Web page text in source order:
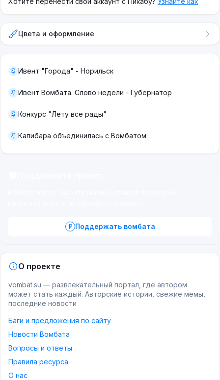
Цвета и оформление
Ивент "Города" - Норильск
Ивент Вомбата. Слово недели - Губернатор
Конкурс "Лету все рады"
Капибара объединилась с Вомбатом
Поддержать вомбата
О проекте
vombat.su — развлекательный портал, где автором
может стать каждый. Авторские истории, свежие мемы,
последние новости
Баги и предложения по сайту
Новости Вомбата
Вопросы и ответы
Правила ресурса
О нас